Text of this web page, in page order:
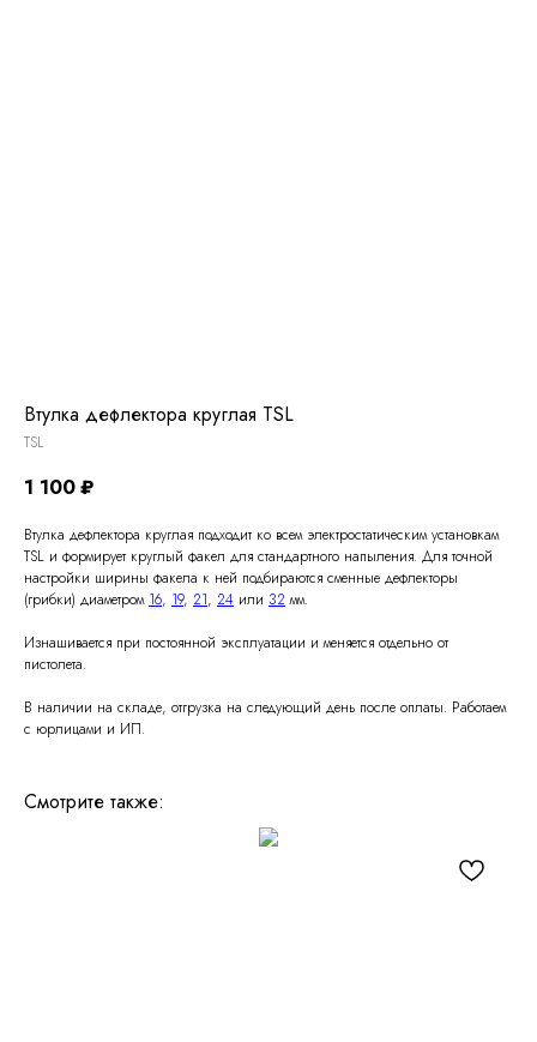
Втулка дефлектора круглая TSL
TSL
1 100₽
Втулка дефлектора круглая подходит ко всем электростатическим установкам
TSL и формирует круглый факел для стандартного напыления. Для точной
настройки ширины факела к ней подбираются сменные дефлекторы
(грибки) диаметром 16, 19, 21, 24 или 32 мм.
Изнашивается при постоянной эксплуатации и меняется отдельно от
пистолета.
В наличии на складе, отгрузка на следующий день после оплаты. Работаем
с юрлицами и ИП.
Смотрите также: